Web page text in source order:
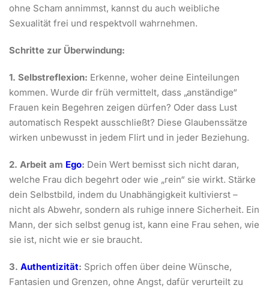
ohne Scham annimmst, kannst du auch weibliche
Sexualität frei und respektvoll wahrnehmen.
Schritte zur Überwindung:
1. Selbstreflexion: Erkenne, woher deine Einteilungen
kommen. Wurde dir früh vermittelt, dass „anständige“
Frauen kein Begehren zeigen dürfen? Oder dass Lust
automatisch Respekt ausschließt? Diese Glaubenssätze
wirken unbewusst in jedem Flirt und in jeder Beziehung.
2. Arbeit am Ego: Dein Wert bemisst sich nicht daran,
welche Frau dich begehrt oder wie „rein“ sie wirkt. Stärke
dein Selbstbild, indem du Unabhängigkeit kultivierst –
nicht als Abwehr, sondern als ruhige innere Sicherheit. Ein
Mann, der sich selbst genug ist, kann eine Frau sehen, wie
sie ist, nicht wie er sie braucht.
3. Authentizität: Sprich offen über deine Wünsche,
Fantasien und Grenzen, ohne Angst, dafür verurteilt zu